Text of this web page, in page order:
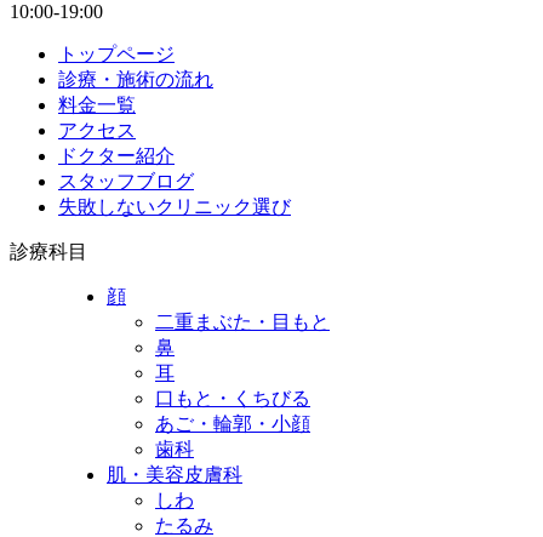
10:00-19:00
トップページ
診療・施術の流れ
料金一覧
アクセス
ドクター紹介
スタッフブログ
失敗しないクリニック選び
診療科目
顔
二重まぶた・目もと
鼻
耳
口もと・くちびる
あご・輪郭・小顔
歯科
肌・美容皮膚科
しわ
たるみ